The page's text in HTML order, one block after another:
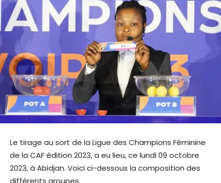
Le tirage au sort de la Ligue des Champions Féminine
de la CAF édition 2023, a eu lieu, ce lundi 09 octobre
2023, à Abidjan. Voici ci-dessous la composition des
différents groupes.